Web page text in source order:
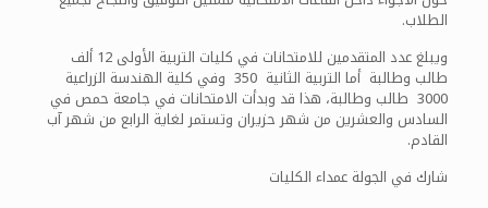
الطلاب.
ويبلغ عدد المتقدمين للامتحانات في كليات التربية الأولى 12 ألف
طالب وطالبة أما التربية الثانية 350 وفي كلية الهندسة الزراعية
3000 طالب وطالبة، هذا قد وبدأت الامتحانات في جامعة حمص في
السادس والعشرين من شهر حزيران وتستمر لغاية الرابع من شهر آب
القادم.
شارك في الجولة عمداء الكليات